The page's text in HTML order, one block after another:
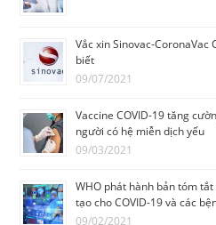
Vắc xin Sinovac-CoronaVac
biết
09/07/2021
Vaccine COVID-19 tăng
người có hệ miễn dịch yếu
09/03/2021
WHO phát hành bản tóm
tạo cho COVID-19 và các
09/02/2021